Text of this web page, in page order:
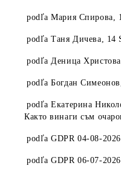
podľaМария Спирова,
podľaТаня Дичева, 14
podľaДеница Христова
podľaБогдан Симеонов
podľaЕкатерина
Както винаги съм
podľaGDPR 04-08-2026
podľaGDPR 06-07-2026